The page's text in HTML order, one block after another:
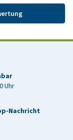
Uhr
Nachricht